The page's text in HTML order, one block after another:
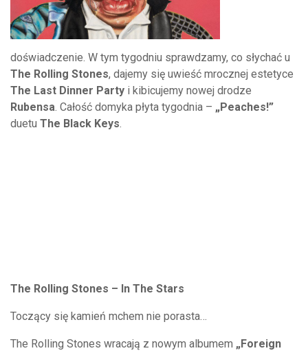
doświadczenie. W tym tygodniu sprawdzamy, co słychać u
The Rolling Stones, dajemy się uwieść mrocznej estetyce
The Last Dinner Party i kibicujemy nowej drodze
Rubensa. Całość domyka płyta tygodnia – „Peaches!”
duetu The Black Keys.
The Rolling Stones – In The Stars
Toczący się kamień mchem nie porasta…
The Rolling Stones wracają z nowym albumem „Foreign